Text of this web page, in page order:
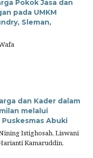
Pokok Jasa dan
pada UMKM
Sleman,
dan Kader dalam
melalui
Abuki
Istighosah, Liswani
Kamaruddin,